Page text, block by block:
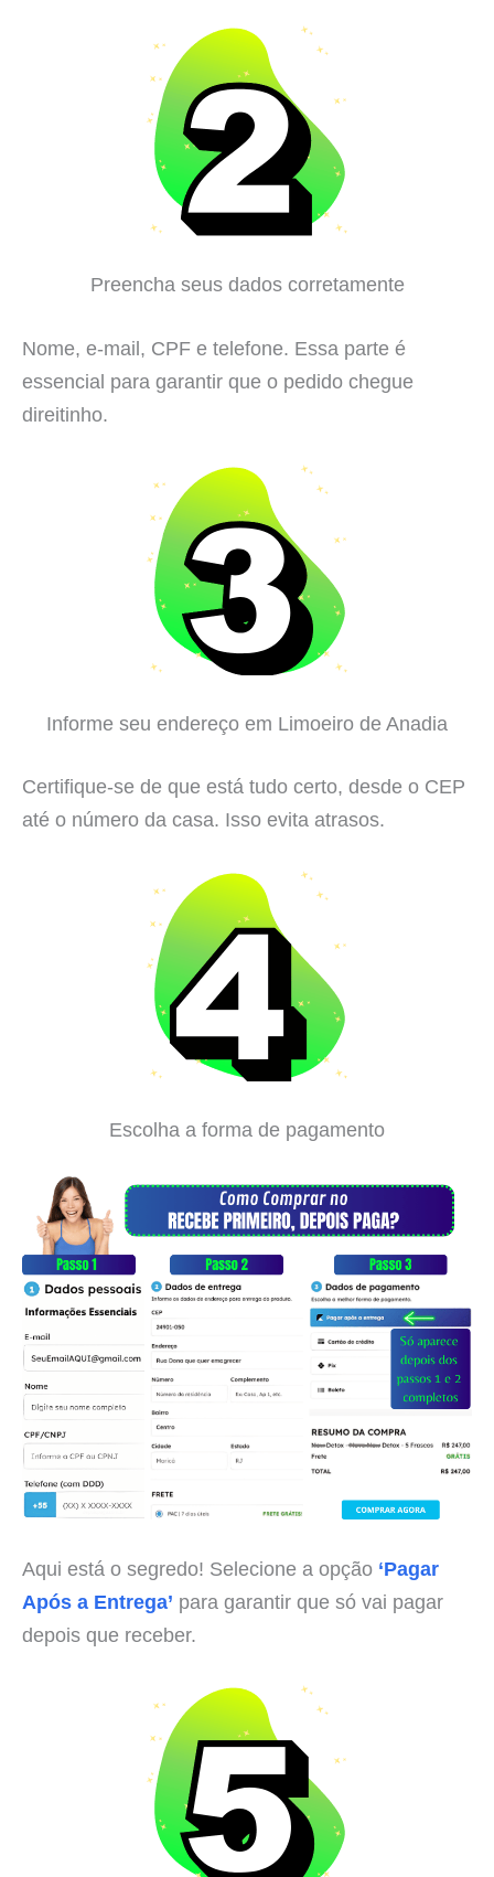
Preencha seus dados corretamente
Nome, e-mail, CPF e telefone. Essa parte é
essencial para garantir que o pedido chegue
direitinho.
Informe seu endereço em Limoeiro de Anadia
Certifique-se de que está tudo certo, desde o CEP
até o número da casa. Isso evita atrasos.
Escolha a forma de pagamento
Aqui está o segredo! Selecione a opção ‘Pagar
Após a Entrega’ para garantir que só vai pagar
depois que receber.